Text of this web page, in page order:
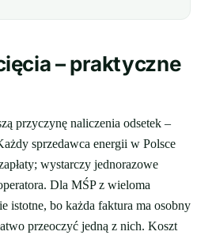
– praktyczne
przyczynę naliczenia odsetek –
sprzedawca energii w Polsce
wystarczy jednorazowe
Dla MŚP z wieloma
istotne, bo każda faktura ma osobny
przeoczyć jedną z nich. Koszt